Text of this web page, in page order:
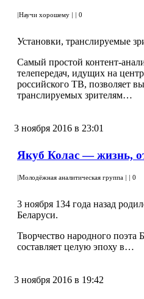
|Научи хорошему | | 0
Установки, транслируемые
Самый простой контент-
телепередач, идущих на
российского ТВ, позволяет
транслируемых зрителям…
3 ноября 2016 в 23:01
Якуб Колас — жизнь,
|Молодёжная аналитическая группа | | 0
3 ноября 134 года назад
Беларуси.
Творчество народного поэта
составляет целую эпоху в…
3 ноября 2016 в 19:42